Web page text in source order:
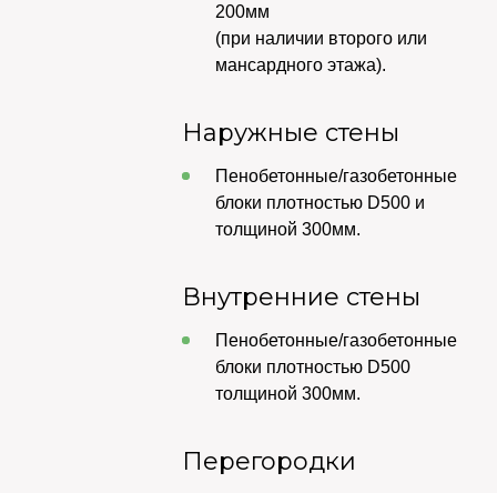
200мм
(при наличии второго или
мансардного этажа).
Наружные стены
Пенобетонные/газобетонные
блоки плотностью D500 и
толщиной 300мм.
Внутренние стены
Пенобетонные/газобетонные
блоки плотностью D500
толщиной 300мм.
Перегородки